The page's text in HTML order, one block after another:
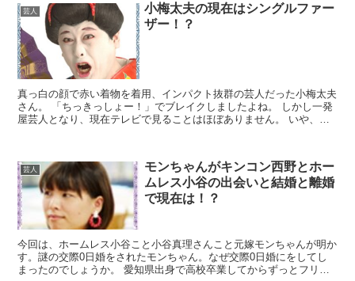
芸人
小梅太夫の現在はシングルファー
ザー！？
真っ白の顔で赤い着物を着用、インパクト抜群の芸人だった小梅太夫
さん。 「ちっきっしょー！」でブレイクしましたよね。 しかし一発
屋芸人となり、現在テレビで見ることはほぼありません。 いや、ま
芸人
モンちゃんがキンコン西野とホー
ムレス小谷の出会いと結婚と離婚
で現在は！？
今回は、ホームレス小谷こと小谷真理さんこと元嫁モンちゃんが明か
す。謎の交際0日婚をされたモンちゃん。なぜ交際0日婚にをしてし
まったのでしょうか。 愛知県出身で高校卒業してからずっとフリー